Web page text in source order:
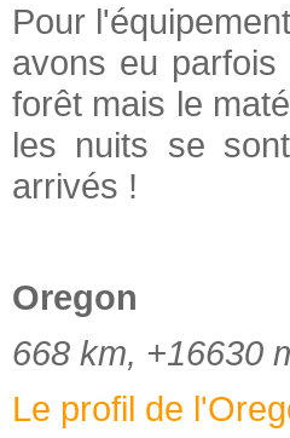
Pour
avons eu
forêt mais le
les nuits se
arrivés !
Oregon
668 km, +16630
Le profil de